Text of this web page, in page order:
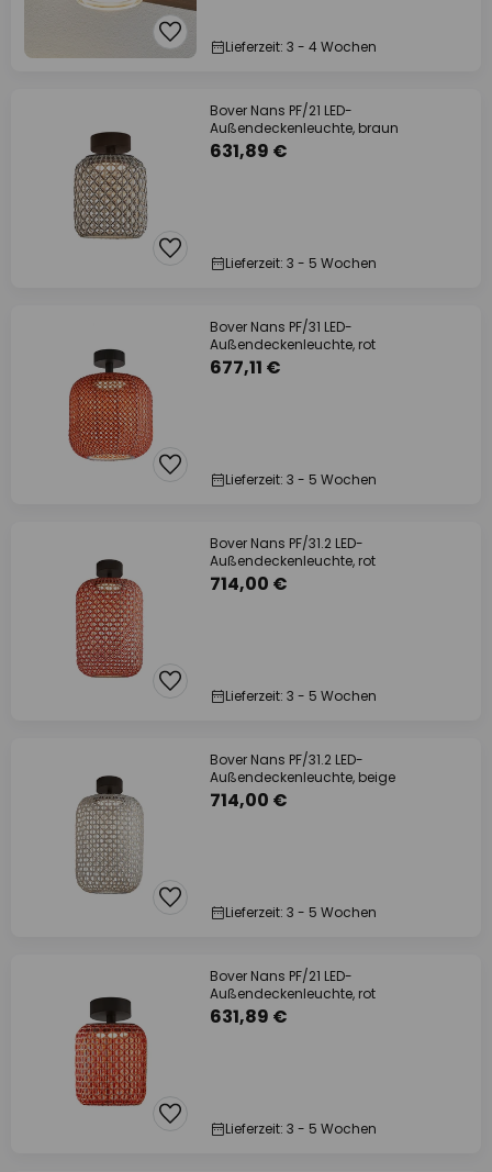
Lieferzeit: 3 - 4 Wochen
Bover Nans PF/21 LED-
Außendeckenleuchte, braun
631,89 €
Lieferzeit: 3 - 5 Wochen
Bover Nans PF/31 LED-
Außendeckenleuchte, rot
677,11 €
Lieferzeit: 3 - 5 Wochen
Bover Nans PF/31.2 LED-
Außendeckenleuchte, rot
714,00 €
Lieferzeit: 3 - 5 Wochen
Bover Nans PF/31.2 LED-
Außendeckenleuchte, beige
714,00 €
Lieferzeit: 3 - 5 Wochen
Bover Nans PF/21 LED-
Außendeckenleuchte, rot
631,89 €
Lieferzeit: 3 - 5 Wochen